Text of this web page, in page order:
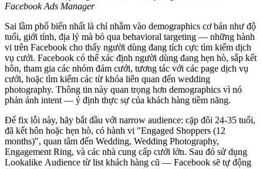
Facebook Ads Manager
Sai lầm phổ biến nhất là chỉ nhắm vào demographics cơ bản như độ
tuổi, giới tính, địa lý mà bỏ qua behavioral targeting — những hành
vi trên Facebook cho thấy người dùng đang tích cực tìm kiếm dịch
vụ cưới. Facebook có thể xác định người dùng đang hẹn hò, sắp kết
hôn, tham gia các nhóm đám cưới, tương tác với các page dịch vụ
cưới, hoặc tìm kiếm các từ khóa liên quan đến wedding
photography. Thông tin này quan trọng hơn demographics vì nó
phản ánh intent — ý định thực sự của khách hàng tiềm năng.
Để fix lỗi này, hãy bắt đầu với narrow audience: cặp đôi 24-35 tuổi,
đã kết hôn hoặc hẹn hò, có hành vi "Engaged Shoppers (12
months)", quan tâm đến Wedding, Wedding Photography,
Engagement Ring, và các nhà cung cấp cưới lớn. Sau đó sử dụng
Lookalike Audience từ list khách hàng cũ — Facebook sẽ tự động